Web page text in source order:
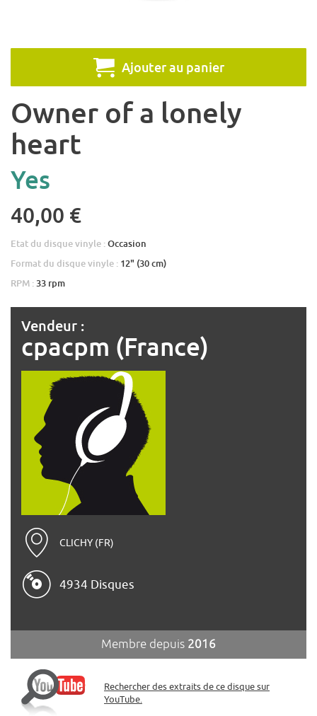
Ajouter au panier
Owner of a lonely
heart
Yes
40,00 €
Etat du disque vinyle :Occasion
Format du disque vinyle : 12" (30 cm)
RPM : 33 rpm
Vendeur :
cpacpm (France)
CLICHY (FR)
4934 Disques
Membre depuis 2016
Rechercher des extraits de ce disque sur
YouTube.